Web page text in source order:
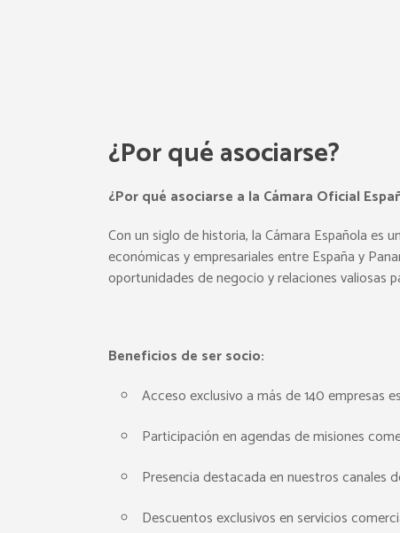
¿Por qué asociarse?
¿Por qué asociarse a la Cámara Oficial
Con un siglo de historia, la Cámara Española es
económicas y empresariales entre España y
oportunidades de negocio y relaciones valiosas
Beneficios de ser socio:
Acceso exclusivo a más de 140 empresas
Participación en agendas de misiones
Presencia destacada en nuestros canales
Descuentos exclusivos en servicios